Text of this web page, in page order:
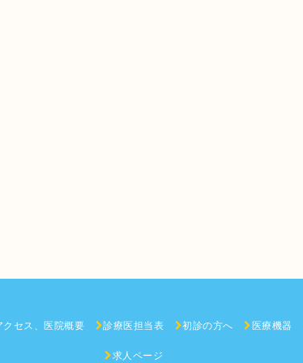
クセス、医院概要 診療医担当表 初診の方へ 医療機器
求人ページ